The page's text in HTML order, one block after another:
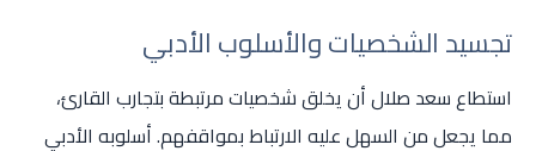
تجسيد الشخصيات والأسلوب الأدبي
استطاع سعد صلال أن يخلق شخصيات مرتبطة بتجارب القارئ،
مما يجعل من السهل عليه الارتباط بمواقفهم. أسلوبه الأدبي